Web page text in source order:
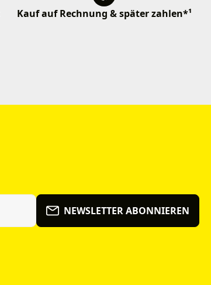
Kauf auf Rechnung & später zahlen*¹
NEWSLETTER ABONNIEREN